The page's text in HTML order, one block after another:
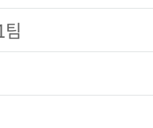
팀